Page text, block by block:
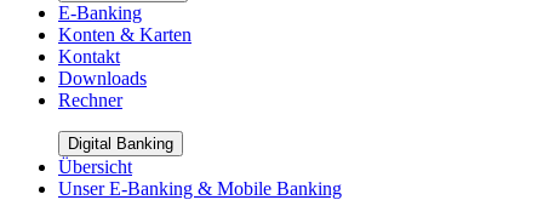
E-Banking
Konten & Karten
Kontakt
Downloads
Rechner
Digital Banking
Übersicht
Unser E-Banking & Mobile Banking